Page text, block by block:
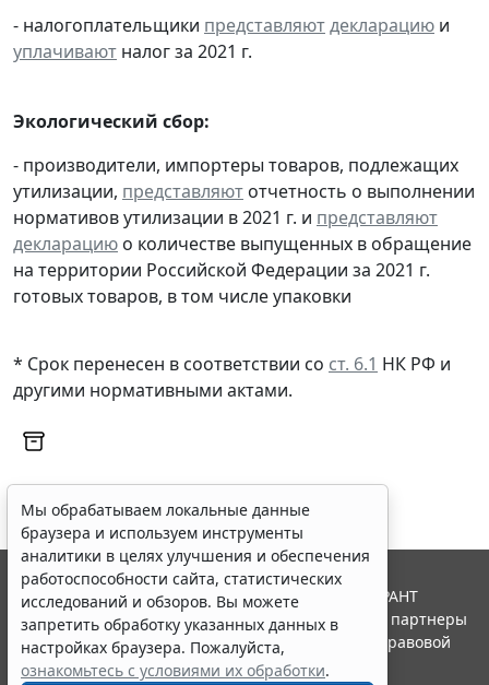
- налогоплательщики представляютдекларацию и
уплачивают налог за 2021 г.
Экологический сбор:
- производители, импортеры товаров, подлежащих
утилизации, представляют отчетность о выполнении
нормативов утилизации в 2021 г. и представляют
декларацию о количестве выпущенных в обращение
на территории Российской Федерации за 2021 г.
готовых товаров, в том числе упаковки
* Срок перенесен в соответствии со ст. 6.1 НК РФ и
другими нормативными актами.
Мы обрабатываем локальные данные
браузера и используем инструменты
аналитики в целях улучшения и обеспечения
работоспособности сайта, статистических
исследований и обзоров. Вы можете
запретить обработку указанных данных в
настройках браузера. Пожалуйста,
ознакомьтесь с условиями их обработки.
© ООО "НПП "ГАРАНТ-СЕРВИС", 2026. Система ГАРАНТ
выпускается с 1990 года. Компания "Гарант" и ее партнеры
являются участниками Российской ассоциации правовой
информации ГАРАНТ.